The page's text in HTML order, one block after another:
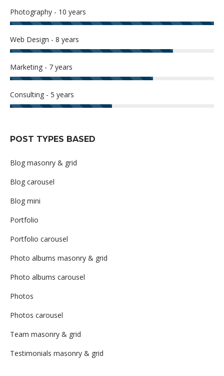
Photography - 10 years
Web Design - 8 years
Marketing - 7 years
Consulting - 5 years
POST TYPES BASED
Blog masonry & grid
Blog carousel
Blog mini
Portfolio
Portfolio carousel
Photo albums masonry & grid
Photo albums carousel
Photos
Photos carousel
Team masonry & grid
Testimonials masonry & grid